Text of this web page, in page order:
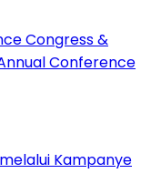
Congress &
Conference
Kampanye